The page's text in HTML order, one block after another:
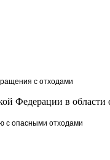
с отходами
Федерации в
с опасными отходами